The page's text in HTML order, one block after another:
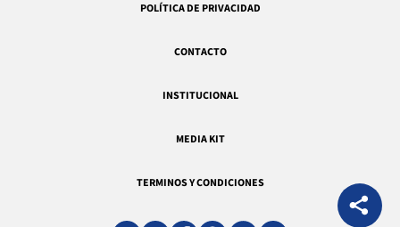
POLÍTICA DE PRIVACIDAD
CONTACTO
INSTITUCIONAL
MEDIA KIT
TERMINOS Y CONDICIONES